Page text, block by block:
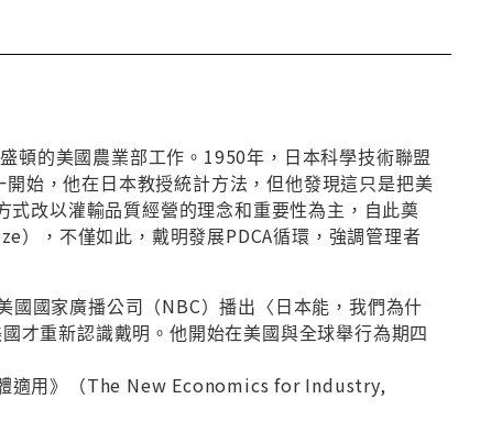
頓的美國農業部工作。1950年，日本科學技術聯盟
始，他在日本教授統計方法，但他發現這只是把美
改以灌輸品質經營的理念和重要性為主，自此奠
），不僅如此，戴明發展PDCA循環，強調管理者
國家廣播公司（NBC）播出〈日本能，我們為什
才重新認識戴明。他開始在美國與全球舉行為期四
適用》（The New Economics for Industry,